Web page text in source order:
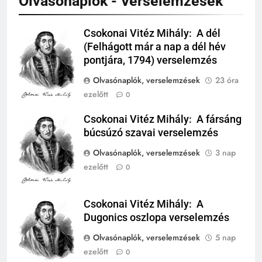
Csokonai Vitéz
Mihály
Csokonai Vitéz Mihály: A dél
(Felhágott már a nap a dél hév
pontjára, 1794) verselemzés
Olvasónaplók, verselemzések
23 óra
ezelőtt
0
Csokonai Vitéz
Mihály
Csokonai Vitéz Mihály: A fársáng
búcsúzó szavai verselemzés
Olvasónaplók, verselemzések
3 nap
ezelőtt
0
Csokonai Vitéz
Mihály
Csokonai Vitéz Mihály: A
Dugonics oszlopa verselemzés
Olvasónaplók, verselemzések
5 nap
ezelőtt
0
TÖRTÉNELEM ÉRDEKESSÉGEK
244
Mikor volt a római birodalom
bukása, és mi történt utána?
MIKOR VOLT?
TÖRTÉNELEM ÉRDEKESSÉGEK
Ki volt Zeusz?
KIK VOLTAK?
TÖRTÉNELEM ÉRDEKESSÉGEK
2
Mikor volt a thermopülai csata?
MIKOR VOLT?
408
olvasónapló
5-8. OSZTÁLY 6. OSZTÁLY OLVASÓNAPLÓ
409
Móricz Zsigmond: Úri muri